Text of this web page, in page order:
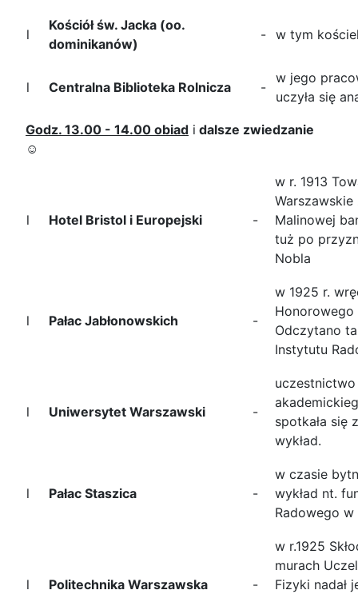
l
Kościół św. Jacka (oo.
dominikanów)
- w tym
l Centralna Biblioteka Rolnicza -
w jego
uczyła się
Godz. 13.00 - 14.00 obiad i dalsze zwiedzanie
☺
l Hotel Bristol i Europejski -
w r. 1913
Malinowej
tuż po
Nobla
l Pałac Jabłonowskich -
w 1925 r.
Honorowego
Odczytano
Instytutu
l Uniwersytet Warszawski -
spotkała się
wykład.
l Pałac Staszica -
w czasie
wykład nt.
Radowego w
l Politechnika Warszawska -
w r.1925
murach
Fizyki nadał